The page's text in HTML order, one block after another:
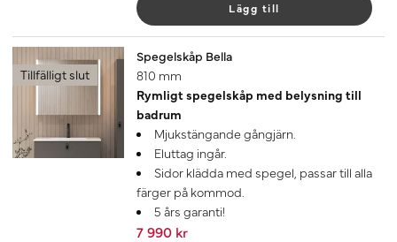
Lägg till
Tillfälligt slut
Spegelskåp Bella
810 mm
Rymligt spegelskåp med belysning till
badrum
Mjukstängande gångjärn.
Eluttag ingår.
Sidor klädda med spegel, passar till alla
färger på kommod.
5 års garanti!
7 990 kr